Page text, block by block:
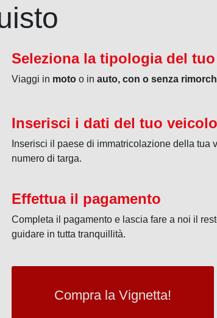
Seleziona la tipologia del
Viaggi in moto o inauto, con o senza
Inserisci i dati del tuo veicolo
Inserisci il paese di immatricolazione della tua
numero di targa.
Effettua il pagamento
Completa il pagamento e lascia fare a noi il
guidare in tutta tranquillità.
Compra la Vignetta!